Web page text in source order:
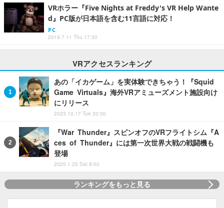
VRホラー『Five Nights at Freddy's VR Help Wante
d』PC版が日本語を含む11言語に対応！
PC
2019.7.11 Thu 17:30
VRアクセスランキング
あの「イカゲーム」を実体験できちゃう！『Squid
Game Virtuals』海外VRアミューズメント施設向け
にリリース
2023.10.17 Tue 20:30
『War Thunder』スピンオフのVRフライトシム『A
ces of Thunder』には第一次世界大戦の戦闘機も
登場
2025.1.25 Sat 8:00
ランキングをもっと見る